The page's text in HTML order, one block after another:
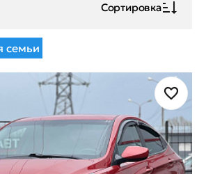
Сортировка
семьи